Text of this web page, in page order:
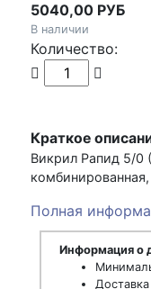
5040,00 РУБ
В наличии
Количество:
Краткое
Викрил Рапид 5/0
Полная
Информация о